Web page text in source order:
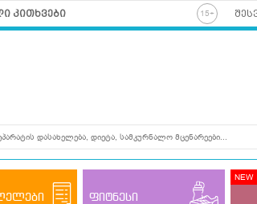
კითხვები
ფიტნესი